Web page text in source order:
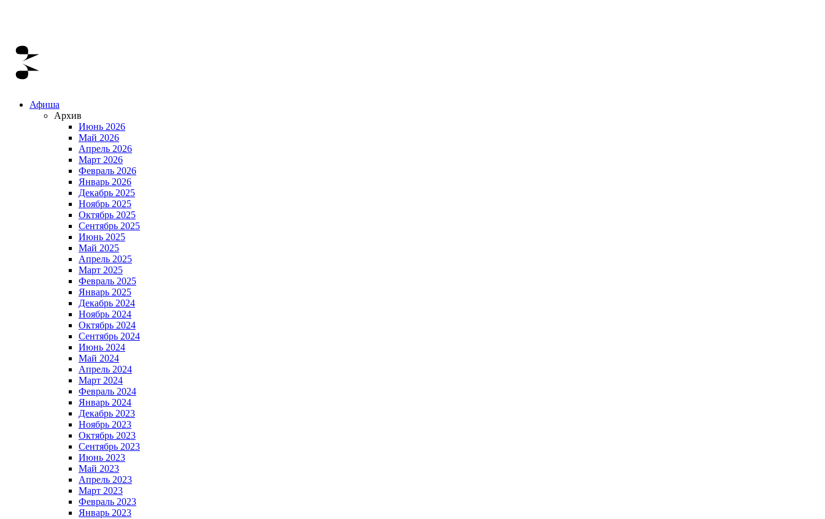
Афиша
Архив
Июнь 2026
Май 2026
Апрель 2026
Март 2026
Февраль 2026
Январь 2026
Декабрь 2025
Ноябрь 2025
Октябрь 2025
Сентябрь 2025
Июнь 2025
Май 2025
Апрель 2025
Март 2025
Февраль 2025
Январь 2025
Декабрь 2024
Ноябрь 2024
Октябрь 2024
Сентябрь 2024
Июнь 2024
Май 2024
Апрель 2024
Март 2024
Февраль 2024
Январь 2024
Декабрь 2023
Ноябрь 2023
Октябрь 2023
Сентябрь 2023
Июнь 2023
Май 2023
Апрель 2023
Март 2023
Февраль 2023
Январь 2023